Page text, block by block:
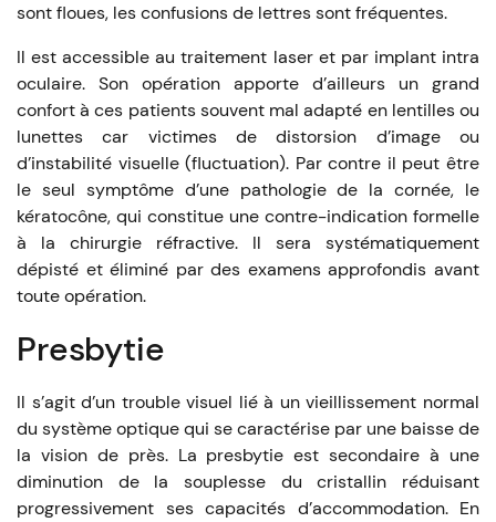
sont floues, les confusions de lettres sont fréquentes.
Il est accessible au traitement laser et par implant intra
oculaire. Son opération apporte d’ailleurs un grand
confort à ces patients souvent mal adapté en lentilles ou
lunettes car victimes de distorsion d’image ou
d’instabilité visuelle (fluctuation). Par contre il peut être
le seul symptôme d’une pathologie de la cornée, le
kératocône, qui constitue une contre-indication formelle
à la chirurgie réfractive. Il sera systématiquement
dépisté et éliminé par des examens approfondis avant
toute opération.
Presbytie
Il s’agit d’un trouble visuel lié à un vieillissement normal
du système optique qui se caractérise par une baisse de
la vision de près. La presbytie est secondaire à une
diminution de la souplesse du cristallin réduisant
progressivement ses capacités d’accommodation. En